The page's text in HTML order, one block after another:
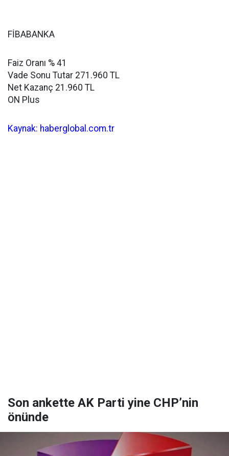
FİBABANKA
Faiz Oranı % 41
Vade Sonu Tutar 271.960 TL
Net Kazanç 21.960 TL
ON Plus
Kaynak: haberglobal.com.tr
Son ankette AK Parti yine CHP’nin
önünde